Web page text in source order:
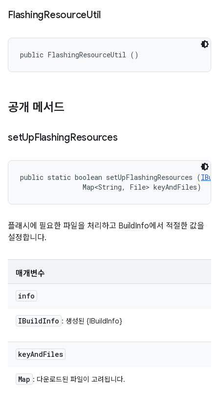
FlashingResourceUtil
public FlashingResourceUtil ()
공개 메서드
setUpFlashingResources
public static boolean setUpFlashingResources (
                Map<String, File> keyAndFiles)
플래시에 필요한 파일을 처리하고 BuildInfo에서 적절한 값을
설정합니다.
매개변수
info
IBuildInfo : 생성된 {IBuildInfo}
keyAndFiles
Map : 다운로드된 파일이 고려됩니다.